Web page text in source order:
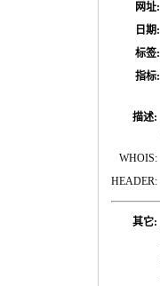
网址:
日期:
标签:
指标:
描述:
WHOIS:
HEADER:
其它: